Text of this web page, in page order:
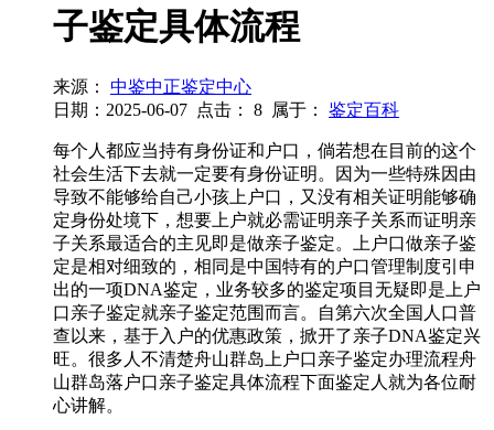
子鉴定具体流程
来源：
中鉴中正鉴定中心
日期：2025-06-07 点击： 8 属于： 鉴定百科
每个人都应当持有身份证和户口，倘若想在目前的这个
社会生活下去就一定要有身份证明。因为一些特殊因由
导致不能够给自己小孩上户口，又没有相关证明能够确
定身份处境下，想要上户就必需证明亲子关系而证明亲
子关系最适合的主见即是做亲子鉴定。上户口做亲子鉴
定是相对细致的，相同是中国特有的户口管理制度引申
出的一项DNA鉴定，业务较多的鉴定项目无疑即是上户
口亲子鉴定就亲子鉴定范围而言。自第六次全国人口普
查以来，基于入户的优惠政策，掀开了亲子DNA鉴定兴
旺。很多人不清楚舟山群岛上户口亲子鉴定办理流程舟
山群岛落户口亲子鉴定具体流程下面鉴定人就为各位耐
心讲解。